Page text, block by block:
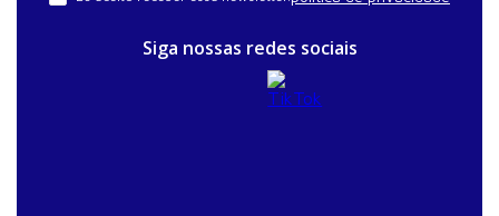
Siga nossas redes sociais